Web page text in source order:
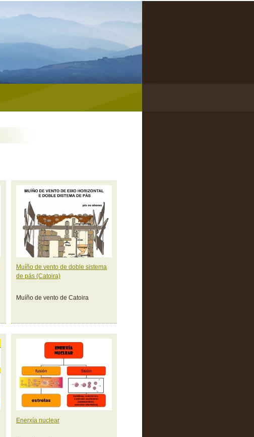
Muíño de vento de doble sistema
de pás (Catoira)
Muíño de vento de Catoira
Enerxía nuclear